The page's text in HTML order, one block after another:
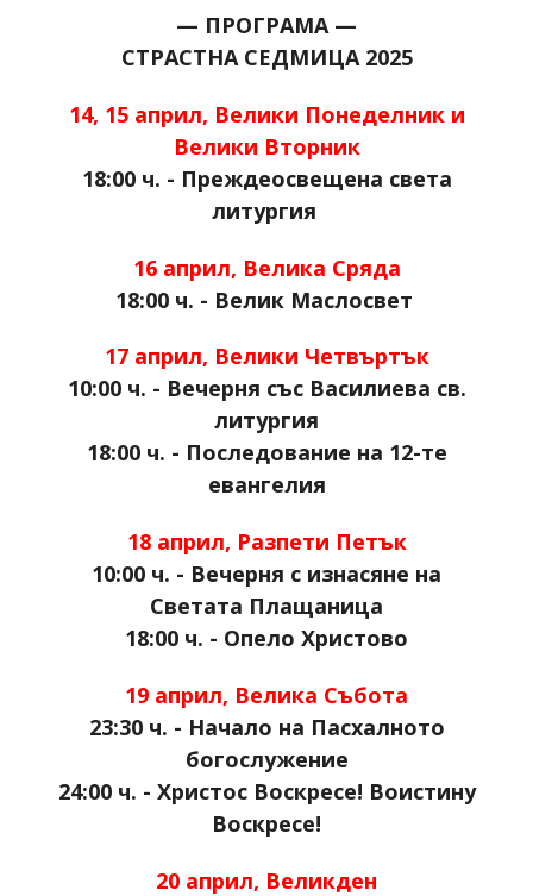
— ПРОГРАМА —
СТРАСТНА СЕДМИЦА 2025
14, 15 април, Велики Понеделник и
Велики Вторник
18:00 ч. - Преждеосвещена света
литургия
16 април, Велика Сряда
18:00 ч. - Велик Маслосвет
17 април, Велики Четвъртък
10:00 ч. - Вечерня със Василиева св.
литургия
18:00 ч. - Последование на 12-те
евангелия
18 април, Разпети Петък
10:00 ч. - Вечерня с изнасяне на
Светата Плащаница
18:00 ч. - Опело Христово
19 април, Велика Събота
23:30 ч. - Начало на Пасхалното
богослужение
24:00 ч. - Христос Воскресе! Воистину
Воскресе!
20 април, Великден